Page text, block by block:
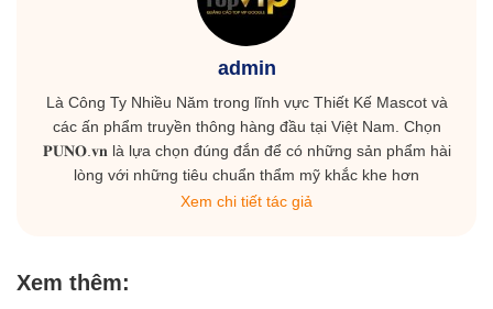
admin
Là Công Ty Nhiều Năm trong lĩnh vực Thiết Kế Mascot và
các ấn phẩm truyền thông hàng đầu tại Việt Nam. Chọn
𝐏𝐔𝐍𝐎.𝐯𝐧 là lựa chọn đúng đắn để có những sản phẩm hài
lòng với những tiêu chuẩn thẩm mỹ khắc khe hơn
Xem chi tiết tác giả
Xem thêm: